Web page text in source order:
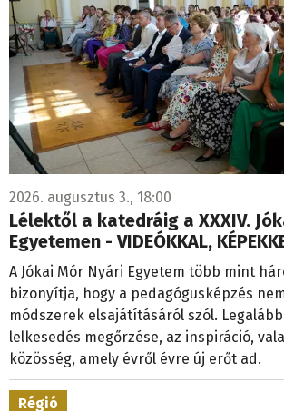
2026. augusztus 3., 18:00
Lélektől a katedráig a XXXIV.
Egyetemen - VIDEÓKKAL,
A Jókai Mór Nyári Egyetem több mint
bizonyítja, hogy a pedagógusképzés
módszerek elsajátításáról szól.
lelkesedés megőrzése, az inspiráció,
közösség, amely évről évre új erőt ad.
Régió